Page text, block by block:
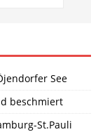
See
beschmiert
St.Pauli